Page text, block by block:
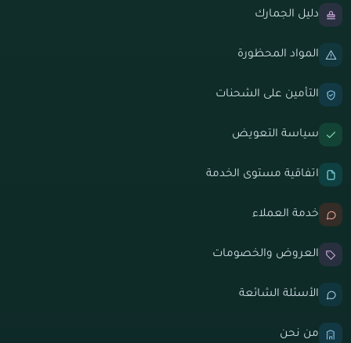
دليل الجمارك
المواد المحظورة
التأمين على الشحنات
سياسة التعويض
اتفاقية مستوى الخدمة
خدمة العملاء
العروض والخصومات
الأسئلة الشائعة
من نحن